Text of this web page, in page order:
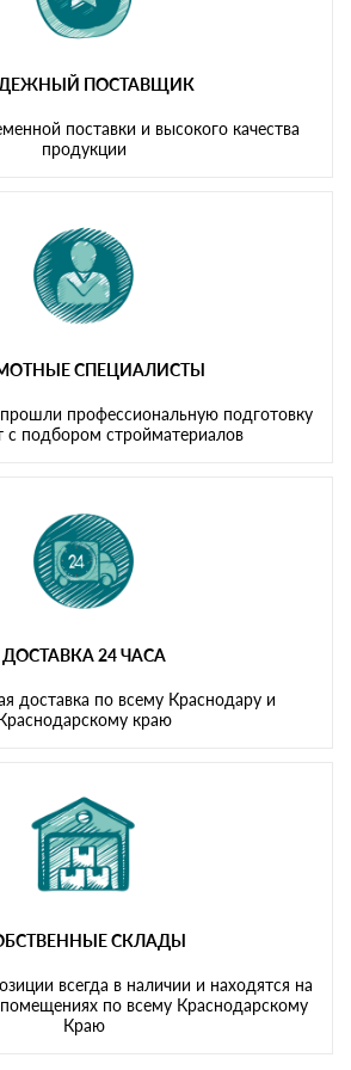
ПОСТАВЩИК
поставки и высокого качества
продукции
СПЕЦИАЛИСТЫ
профессиональную подготовку
с подбором стройматериалов
ДОСТАВКА 24 ЧАСА
доставка по всему Краснодару и
краю
СКЛАДЫ
всегда в наличии и находятся на
по всему Краснодарскому
Краю